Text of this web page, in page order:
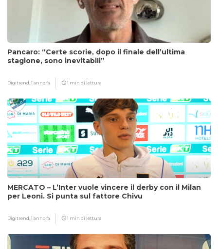
Pancaro: “Certe scorie, dopo il finale dell’ultima
stagione, sono inevitabili”
Digitrend,1 anno fa 1 min di lettura
MERCATO – L’Inter vuole vincere il derby con il Milan
per Leoni. Si punta sul fattore Chivu
Digitrend,1 anno fa 1 min di lettura